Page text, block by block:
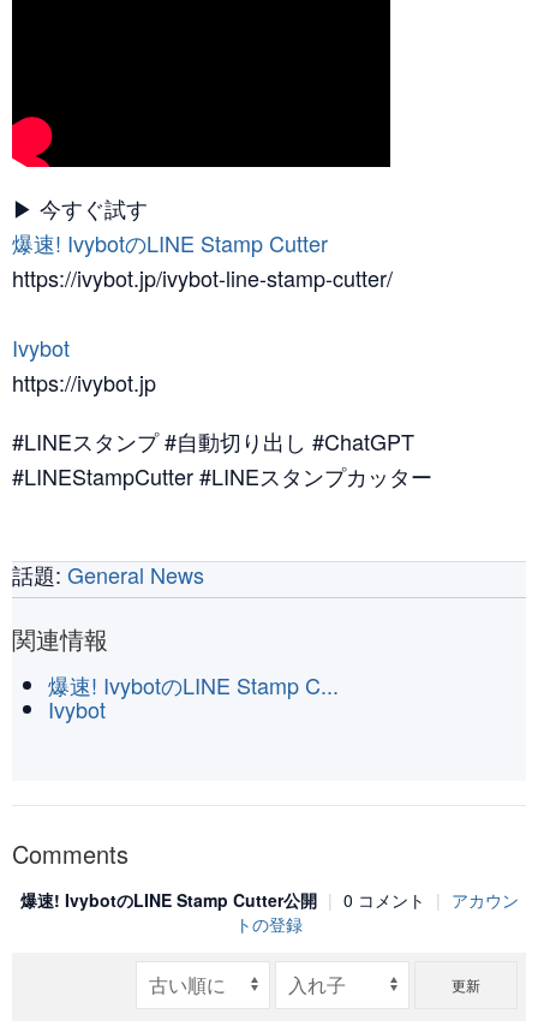
▶ 今すぐ試す
爆速! IvybotのLINE Stamp Cutter
https://ivybot.jp/ivybot-line-stamp-cutter/
Ivybot
https://ivybot.jp
#LINEスタンプ #自動切り出し #ChatGPT
#LINEStampCutter #LINEスタンプカッター
話題: General News
関連情報
爆速! IvybotのLINE Stamp C...
Ivybot
Comments
爆速! IvybotのLINE Stamp Cutter公開 | 0 コメント | アカウン
トの登録
更新